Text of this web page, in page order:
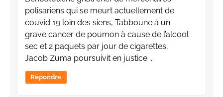
polisariens qui se meurt actuellement de
couvid 19 loin des siens, Tabboune à un
grave cancer de poumon à cause de l’alcool
sec et 2 paquets par jour de cigarettes,
Jacob Zuma poursuivit en justice ...
Répondre